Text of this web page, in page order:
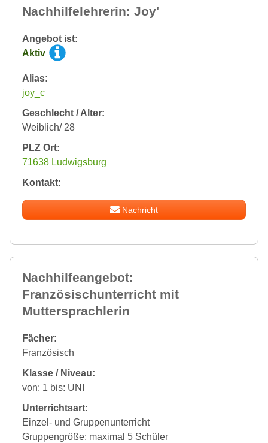
Nachhilfelehrerin: Joy'
Angebot ist:
Aktiv
Alias:
joy_c
Geschlecht / Alter:
Weiblich/ 28
PLZ Ort:
71638 Ludwigsburg
Kontakt:
Nachricht
Nachhilfeangebot:
Französischunterricht mit
Muttersprachlerin
Fächer:
Französisch
Klasse / Niveau:
von: 1 bis: UNI
Unterrichtsart:
Einzel- und Gruppenunterricht
Gruppengröße: maximal 5 Schüler